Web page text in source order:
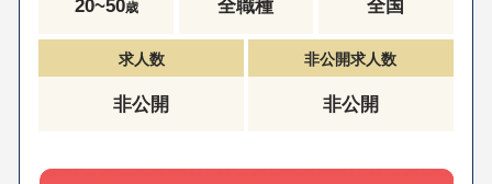
20~50歳 全職種 全国
求人数
非公開
非公開求人数
非公開